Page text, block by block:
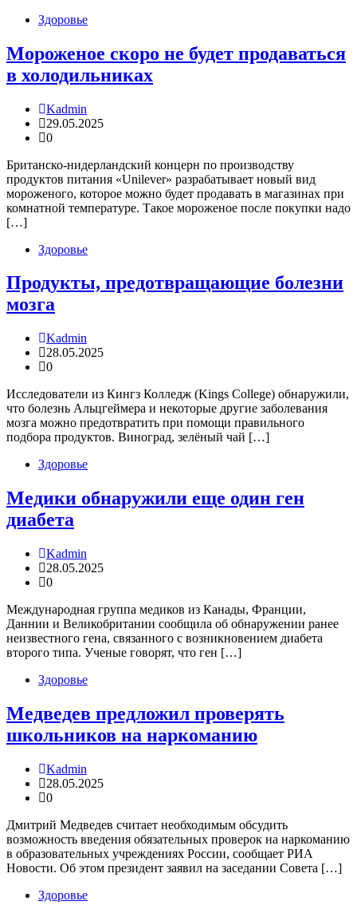
Здоровье
Мороженое скоро не будет продаваться
в холодильниках
Kadmin
29.05.2025
0
Британско-нидерландский концерн по производству
продуктов питания «Unilever» разрабатывает новый вид
мороженого, которое можно будет продавать в магазинах при
комнатной температуре. Такое мороженое после покупки надо
[…]
Здоровье
Продукты, предотвращающие болезни
мозга
Kadmin
28.05.2025
0
Исследователи из Кингз Колледж (Kings College) обнаружили,
что болезнь Альцгеймера и некоторые другие заболевания
мозга можно предотвратить при помощи правильного
подбора продуктов. Виноград, зелёный чай […]
Здоровье
Медики обнаружили еще один ген
диабета
Kadmin
28.05.2025
0
Международная группа медиков из Канады, Франции,
Даннии и Великобритании сообщила об обнаружении ранее
неизвестного гена, связанного с возникновением диабета
второго типа. Ученые говорят, что ген […]
Здоровье
Медведев предложил проверять
школьников на наркоманию
Kadmin
28.05.2025
0
Дмитрий Медведев считает необходимым обсудить
возможность введения обязательных проверок на наркоманию
в образовательных учреждениях России, сообщает РИА
Новости. Об этом президент заявил на заседании Совета […]
Здоровье